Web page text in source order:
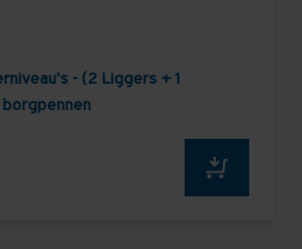
- (2 Liggers + 1